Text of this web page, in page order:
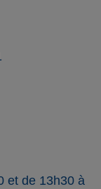
et de 13h30 à